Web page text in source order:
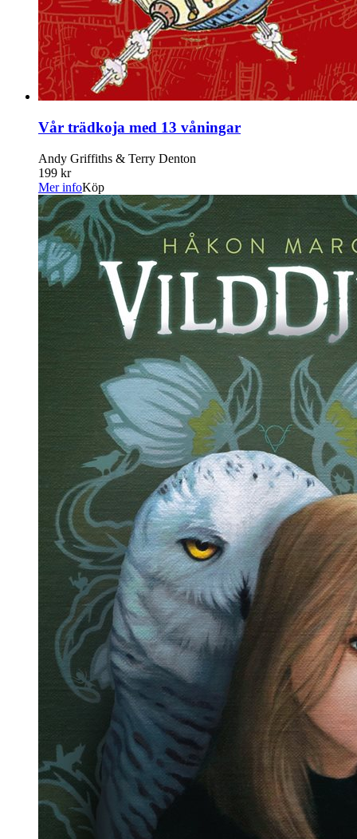
Vår trädkoja med 13 våningar
Andy Griffiths & Terry Denton
199 kr
Mer infoKöp